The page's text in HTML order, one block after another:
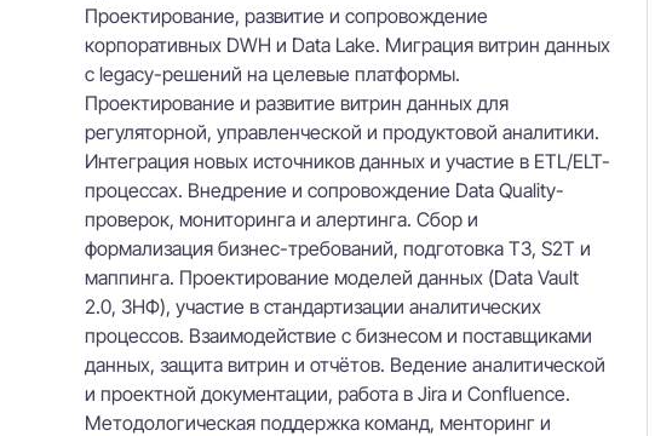
Проектирование, развитие и сопровождение
корпоративных DWH и Data Lake. Миграция витрин данных
с legacy-решений на целевые платформы.
Проектирование и развитие витрин данных для
регуляторной, управленческой и продуктовой аналитики.
Интеграция новых источников данных и участие в ETL/ELT-
процессах. Внедрение и сопровождение Data Quality-
проверок, мониторинга и алертинга. Сбор и
формализация бизнес-требований, подготовка ТЗ, S2T и
маппинга. Проектирование моделей данных (Data Vault
2.0, 3НФ), участие в стандартизации аналитических
процессов. Взаимодействие с бизнесом и поставщиками
данных, защита витрин и отчётов. Ведение аналитической
и проектной документации, работа в Jira и Confluence.
Методологическая поддержка команд, менторинг и